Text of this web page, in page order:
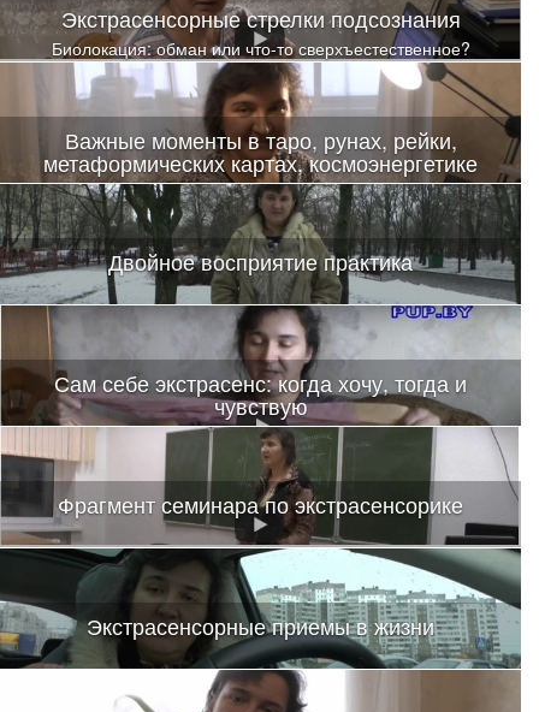
Экстрасенсорные стрелки подсознания
Биолокация: обман или что-то сверхъестественное?
Важные моменты в таро, рунах, рейки,
метаформических картах, космоэнергетике
Двойное восприятие практика
Сам себе экстрасенс: когда хочу, тогда и
чувствую
Видео с картами
Фрагмент семинара по экстрасенсорике
Экстрасенсорные приемы в жизни